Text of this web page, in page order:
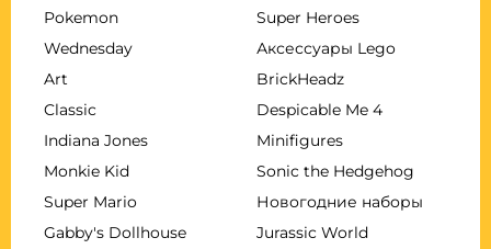
Pokemon
Super Heroes
Wednesday
Аксессуары Lego
Art
BrickHeadz
Classic
Despicable Me 4
Indiana Jones
Minifigures
Monkie Kid
Sonic the Hedgehog
Super Mario
Новогодние наборы
Gabby's Dollhouse
Jurassic World